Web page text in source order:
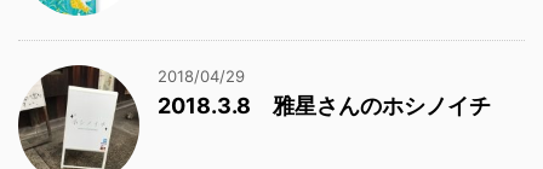
2018/04/29
2018.3.8 雅星さんのホシノイチ